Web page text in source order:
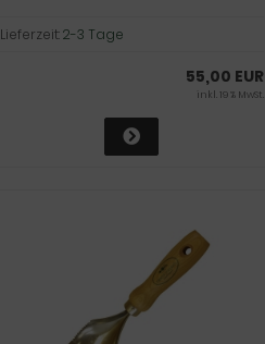
Lieferzeit:2-3 Tage
55,00 EUR
inkl. 19 % MwSt.